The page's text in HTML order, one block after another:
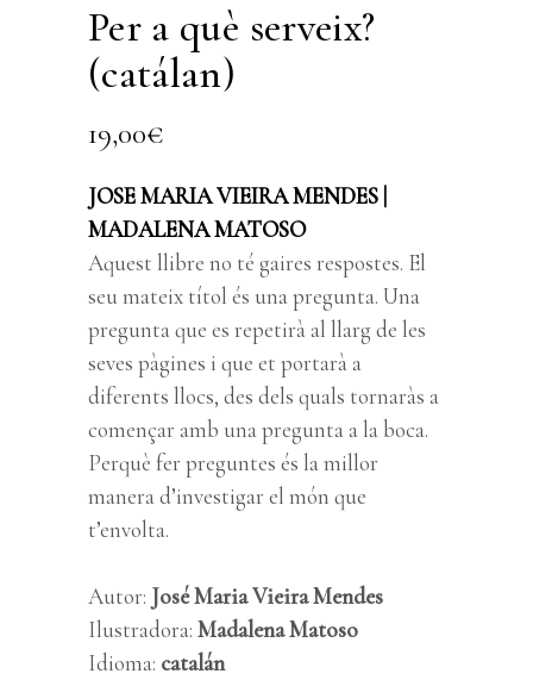
Per a què serveix?
(catálan)
19,00€
JOSE MARIA VIEIRA MENDES |
MADALENA MATOSO
Aquest llibre no té gaires respostes. El
seu mateix títol és una pregunta. Una
pregunta que es repetirà al llarg de les
seves pàgines i que et portarà a
diferents llocs, des dels quals tornaràs a
començar amb una pregunta a la boca.
Perquè fer preguntes és la millor
manera d’investigar el món que
t’envolta.
Autor: José Maria Vieira Mendes
Ilustradora: Madalena Matoso
Idioma: catalán